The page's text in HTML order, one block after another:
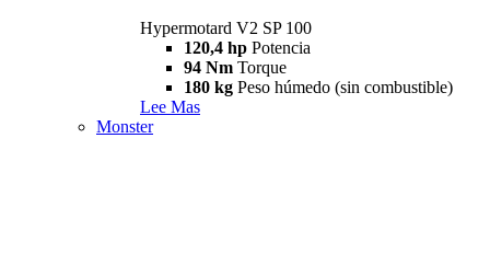
Hypermotard V2 SP 100
120,4 hp Potencia
94 Nm Torque
180 kg Peso húmedo (sin combustible)
Lee Mas
Monster